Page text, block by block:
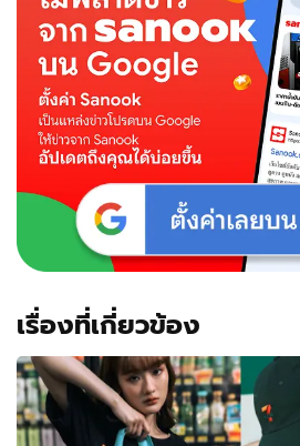
เรื่องที่เกี่ยวข้อง